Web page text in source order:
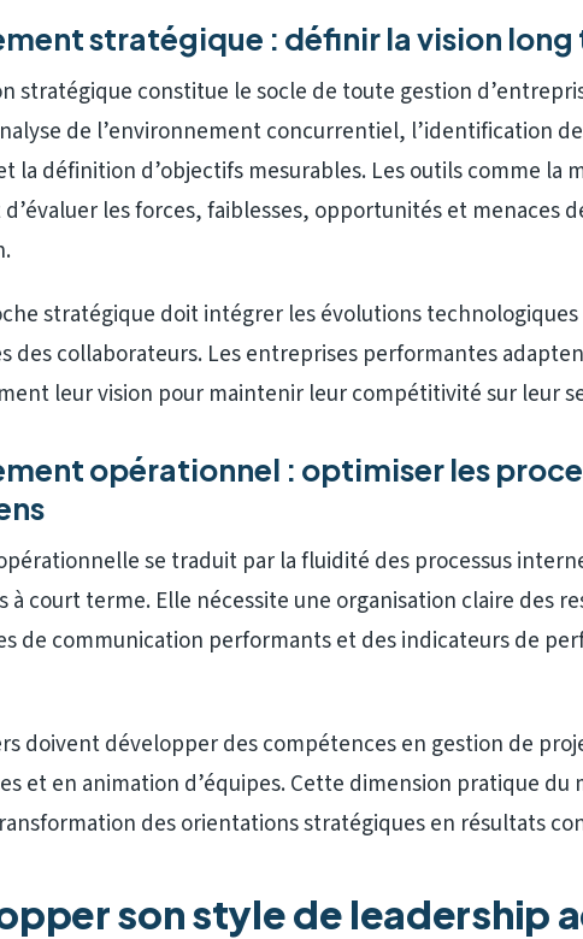
stratégique : définir la vision long
stratégique constitue le socle de toute gestion
de l’environnement concurrentiel, l’identification
la définition d’objectifs mesurables. Les outils comme la
les forces, faiblesses, opportunités et menaces
stratégique doit intégrer les évolutions
des collaborateurs. Les entreprises performantes
leur vision pour maintenir leur compétitivité sur leur
opérationnel : optimiser les
se traduit par la fluidité des processus
à court terme. Elle nécessite une organisation claire des
de communication performants et des indicateurs de
doivent développer des compétences en gestion de
et en animation d’équipes. Cette dimension pratique du
des orientations stratégiques en résultats
son style de leadership